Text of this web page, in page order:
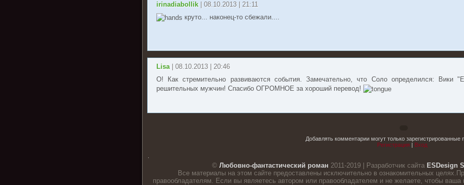
irinadiabollik | 08.10.2013 | 21:11
круто... наконец-то сбежали....
Lisa | 08.10.2013 | 20:46
О! Как стремительно развиваются события. Замечательно, что Соло определился:
решительных мужчин! Спасибо ОГРОМНОЕ за хороший перевод!
Добавлять комментарии могут только зарегистрированные
Регистрация | Вход
© Любовно-фантастический роман 2011-2019 | Разработчик сайта ESDesign
Все материалы на этом сайте предоставлены исключительно в ознакомительных
правообладателям. Если вы являетесь автором или правообладателем и не желаете, чтобы